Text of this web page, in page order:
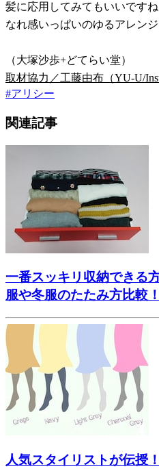
髪に応用してみてもいいです
なれ感いっぱいのゆるアレン
（大塚沙歩+どてらい堂）
取材協力／工藤由布（YU-U/
#アリシー
関連記事
一番スッキリ収納できる
服や冬服のたたみ方比較！
人気スタイリストが伝